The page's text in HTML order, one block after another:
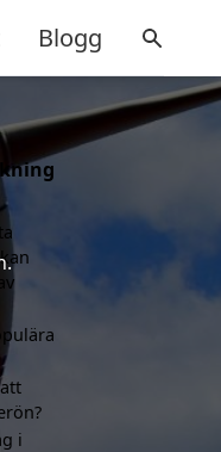
Blogg
i